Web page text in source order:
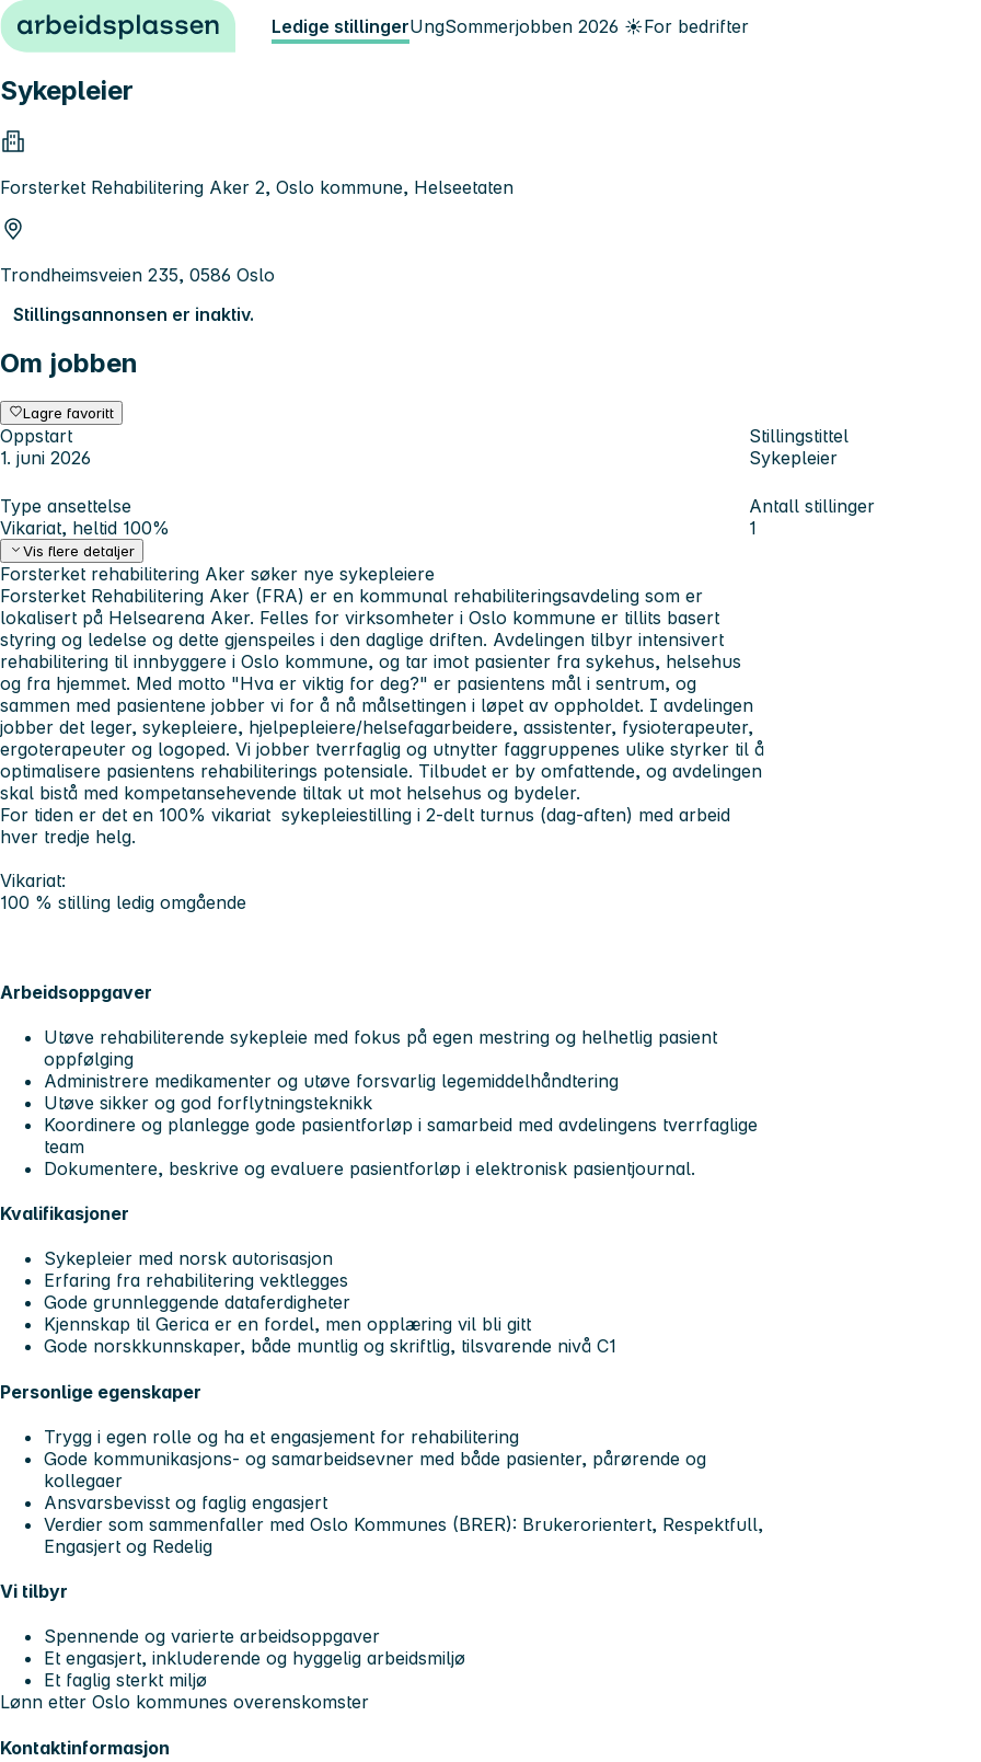
Hopp til innhold Ledige stillingerUngSommerjobben 2026 ☀️For bedrifter
Sykepleier
Forsterket Rehabilitering Aker 2, Oslo kommune, Helseetaten
Trondheimsveien 235, 0586 Oslo
Stillingsannonsen er inaktiv.
Om jobben
Lagre favoritt
Oppstart
1. juni 2026
Stillingstittel
Sykepleier
Type ansettelse
Vikariat, heltid 100%
Antall stillinger
1
Vis flere detaljer
Forsterket rehabilitering Aker søker nye sykepleiere
Forsterket Rehabilitering Aker (FRA) er en kommunal rehabiliteringsavdeling som er
lokalisert på Helsearena Aker. Felles for virksomheter i Oslo kommune er tillits basert
styring og ledelse og dette gjenspeiles i den daglige driften. Avdelingen tilbyr intensivert
rehabilitering til innbyggere i Oslo kommune, og tar imot pasienter fra sykehus, helsehus
og fra hjemmet. Med motto "Hva er viktig for deg?" er pasientens mål i sentrum, og
sammen med pasientene jobber vi for å nå målsettingen i løpet av oppholdet. I avdelingen
jobber det leger, sykepleiere, hjelpepleiere/helsefagarbeidere, assistenter, fysioterapeuter,
ergoterapeuter og logoped. Vi jobber tverrfaglig og utnytter faggruppenes ulike styrker til å
optimalisere pasientens rehabiliterings potensiale. Tilbudet er by omfattende, og avdelingen
skal bistå med kompetansehevende tiltak ut mot helsehus og bydeler.
For tiden er det en 100% vikariat sykepleiestilling i 2-delt turnus (dag-aften) med arbeid
hver tredje helg.
Vikariat:
100 % stilling ledig omgående
Arbeidsoppgaver
Utøve rehabiliterende sykepleie med fokus på egen mestring og helhetlig pasient
oppfølging
Administrere medikamenter og utøve forsvarlig legemiddelhåndtering
Utøve sikker og god forflytningsteknikk
Koordinere og planlegge gode pasientforløp i samarbeid med avdelingens tverrfaglige
team
Dokumentere, beskrive og evaluere pasientforløp i elektronisk pasientjournal.
Kvalifikasjoner
Sykepleier med norsk autorisasjon
Erfaring fra rehabilitering vektlegges
Gode grunnleggende dataferdigheter
Kjennskap til Gerica er en fordel, men opplæring vil bli gitt
Gode norskkunnskaper, både muntlig og skriftlig, tilsvarende nivå C1
Personlige egenskaper
Trygg i egen rolle og ha et engasjement for rehabilitering
Gode kommunikasjons- og samarbeidsevner med både pasienter, pårørende og
kollegaer
Ansvarsbevisst og faglig engasjert
Verdier som sammenfaller med Oslo Kommunes (BRER): Brukerorientert, Respektfull,
Engasjert og Redelig
Vi tilbyr
Spennende og varierte arbeidsoppgaver
Et engasjert, inkluderende og hyggelig arbeidsmiljø
Et faglig sterkt miljø
Lønn etter Oslo kommunes overenskomster
Kontaktinformasjon